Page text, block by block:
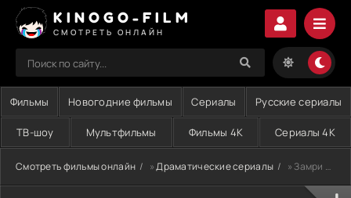
KINOGO-FILM
СМОТРЕТЬ ОНЛАЙН
Фильмы Новогодние фильмы Сериалы Русские сериалы
ТВ-шоу Мультфильмы Фильмы 4K Сериалы 4K
Смотреть фильмы онлайн »Драматические сериалы » Замри и гори (2014)